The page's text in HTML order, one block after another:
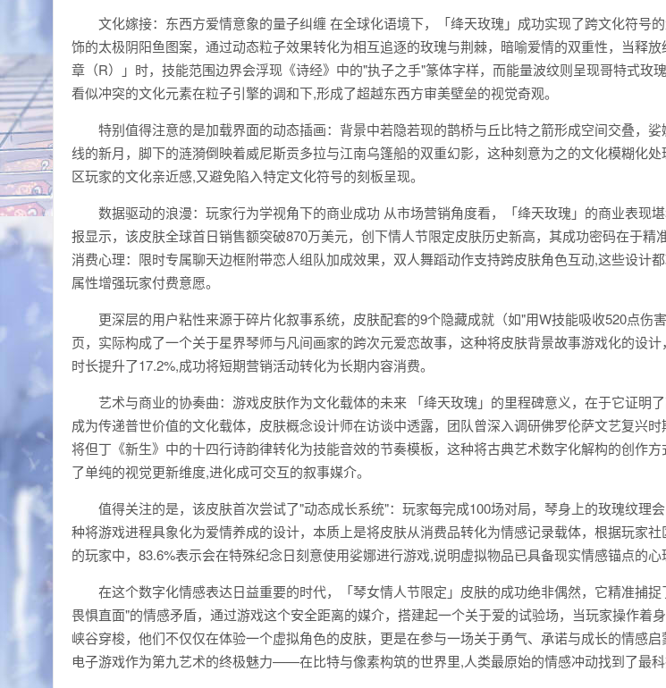
文化嫁接：东西方爱情意象的量子纠缠 在全球化语境下，「绛天玫瑰」成功实现了跨文化符号
饰的太极阴阳鱼图案，通过动态粒子效果转化为相互追逐的玫瑰与荆棘，暗喻爱情的双重性，当释
章（R）」时，技能范围边界会浮现《诗经》中的"执子之手"篆体字样，而能量波纹则呈现哥特式玫
看似冲突的文化元素在粒子引擎的调和下,形成了超越东西方审美壁垒的视觉奇观。
特别值得注意的是加载界面的动态插画：背景中若隐若现的鹊桥与丘比特之箭形成空间交叠，
线的新月，脚下的涟漪倒映着威尼斯贡多拉与江南乌篷船的双重幻影，这种刻意为之的文化模糊化
区玩家的文化亲近感,又避免陷入特定文化符号的刻板呈现。
数据驱动的浪漫：玩家行为学视角下的商业成功 从市场营销角度看，「绛天玫瑰」的商业表现
报显示，该皮肤全球首日销售额突破870万美元，创下情人节限定皮肤历史新高，其成功密码在于精
消费心理：限时专属聊天边框附带恋人组队加成效果，双人舞蹈动作支持跨皮肤角色互动,这些设计
属性增强玩家付费意愿。
更深层的用户粘性来源于碎片化叙事系统，皮肤配套的9个隐藏成就（如"用W技能吸收520点伤
页，实际构成了一个关于星界琴师与凡间画家的跨次元爱恋故事，这种将皮肤背景故事游戏化的设
时长提升了17.2%,成功将短期营销活动转化为长期内容消费。
艺术与商业的协奏曲：游戏皮肤作为文化载体的未来 「绛天玫瑰」的里程碑意义，在于它证明
成为传递普世价值的文化载体，皮肤概念设计师在访谈中透露，团队曾深入调研佛罗伦萨文艺复兴
将但丁《新生》中的十四行诗韵律转化为技能音效的节奏模板，这种将古典艺术数字化解构的创作
了单纯的视觉更新维度,进化成可交互的叙事媒介。
值得关注的是，该皮肤首次尝试了"动态成长系统"：玩家每完成100场对局，琴身上的玫瑰纹理
种将游戏进程具象化为爱情养成的设计，本质上是将皮肤从消费品转化为情感记录载体，根据玩家
的玩家中，83.6%表示会在特殊纪念日刻意使用娑娜进行游戏,说明虚拟物品已具备现实情感锚点的心
在这个数字化情感表达日益重要的时代，「琴女情人节限定」皮肤的成功绝非偶然，它精准捕捉
畏惧直面"的情感矛盾，通过游戏这个安全距离的媒介，搭建起一个关于爱的试验场，当玩家操作着
峡谷穿梭，他们不仅仅在体验一个虚拟角色的皮肤，更是在参与一场关于勇气、承诺与成长的情感
电子游戏作为第九艺术的终极魅力——在比特与像素构筑的世界里,人类最原始的情感冲动找到了最科